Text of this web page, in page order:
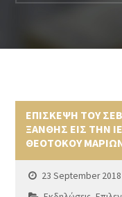
ΕΠΙΣΚΕΨΗ ΤΟΥ
ΞΑΝΘΗΣ ΕΙΣ ΤΗΝ
ΘΕΟΤΟΚΟΥ
23 September 2018